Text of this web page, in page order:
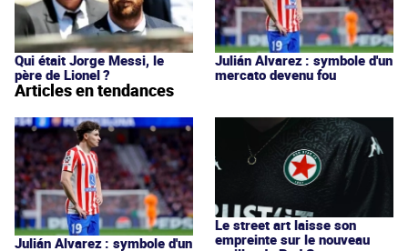
Qui était Jorge Messi, le
père de Lionel ?
Julián Alvarez : symbole d'un
mercato devenu fou
Articles en tendances
Julián Alvarez : symbole d'un
Le street art laisse son
empreinte sur le nouveau